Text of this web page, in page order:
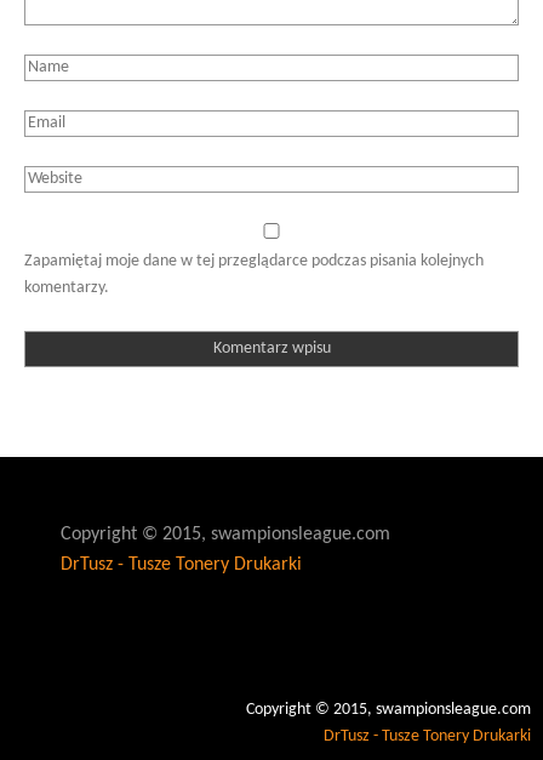
Zapamiętaj moje dane w tej przeglądarce podczas pisania kolejnych
komentarzy.
Copyright © 2015, swampionsleague.com
DrTusz - Tusze Tonery Drukarki
Copyright © 2015, swampionsleague.com
DrTusz - Tusze Tonery Drukarki